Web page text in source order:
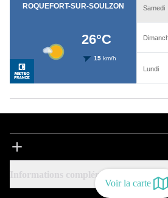
Voir la carte
Informations complémentaires